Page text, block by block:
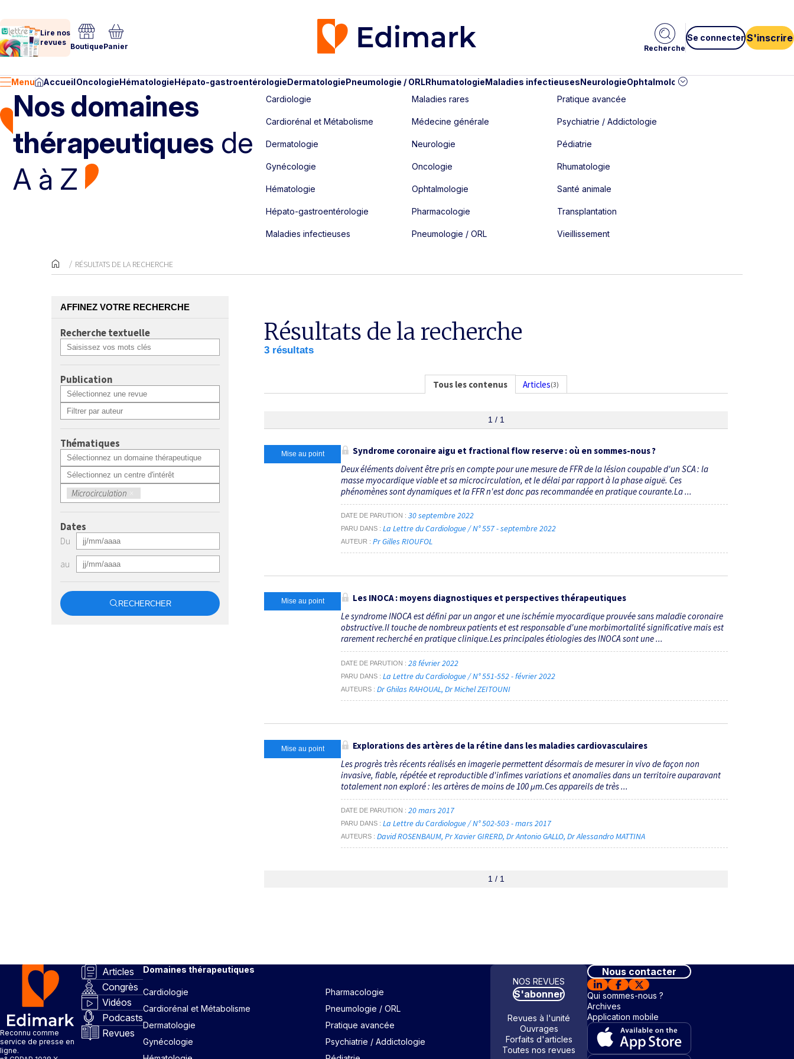
Lire nos
revues BoutiquePanier Recherche
Se connecter S'inscrire
Menu AccueilOncologieHématologieHépato-gastroentérologieDermatologiePneumologie / ORLRhumatologieMaladies infectieusesNeurologieOphtalmologie
Nos domaines
thérapeutiques de
A à Z
Cardiologie
Cardiorénal et Métabolisme
Dermatologie
Gynécologie
Hématologie
Hépato-gastroentérologie
Maladies infectieuses
Maladies rares
Médecine générale
Neurologie
Oncologie
Ophtalmologie
Pharmacologie
Pneumologie / ORL
Pratique avancée
Psychiatrie / Addictologie
Pédiatrie
Rhumatologie
Santé animale
Transplantation
Vieillissement
RÉSULTATS DE LA RECHERCHE
AFFINEZ VOTRE RECHERCHE
Recherche textuelle
Publication
Thématiques
Microcirculation ×
Dates
Du
au
RECHERCHER
Résultats de la recherche
3 résultats
Tous les contenus Articles(3)
1 / 1
Mise au point Syndrome coronaire aigu et fractional flow reserve: où en sommes-nous ?
Deux éléments doivent être pris en compte pour une mesure de FFR de la lésion coupable d'un SCA : la
masse myocardique viable et sa microcirculation, et le délai par rapport à la phase aiguë. Ces
phénomènes sont dynamiques et la FFR n'est donc pas recommandée en pratique courante.La ...
DATE DE PARUTION 30 septembre 2022
PARU DANS La Lettre du Cardiologue / N° 557 - septembre 2022
AUTEUR Pr Gilles RIOUFOL
Mise au point
Les INOCA : moyens diagnostiques et perspectives thérapeutiques
Le syndrome INOCA est défini par un angor et une ischémie myocardique prouvée sans maladie coronaire
obstructive.Il touche de nombreux patients et est responsable d'une morbimortalité significative mais est
rarement recherché en pratique clinique.Les principales étiologies des INOCA sont une ...
DATE DE PARUTION 28 février 2022
PARU DANS La Lettre du Cardiologue / N° 551-552 - février 2022
AUTEURS Dr Ghilas RAHOUAL Dr Michel ZEITOUNI
Mise au point
Explorations des artères de la rétine dans les maladies cardiovasculaires
Les progrès très récents réalisés en imagerie permettent désormais de mesurer in vivo de façon non
invasive, fiable, répétée et reproductible d'infimes variations et anomalies dans un territoire auparavant
totalement non exploré : les artères de moins de 100 μm.Ces appareils de très ...
DATE DE PARUTION 20 mars 2017
PARU DANS La Lettre du Cardiologue / N° 502-503 - mars 2017
AUTEURS David ROSENBAUM Pr Xavier GIRERD Dr Antonio GALLO Dr Alessandro MATTINA
1 / 1
Reconnu comme
service de presse en
ligne.
Articles
Congrès
Vidéos
Podcasts
Revues
Domaines thérapeutiques
Cardiologie
Cardiorénal et Métabolisme
Dermatologie
Gynécologie
Pharmacologie
Pneumologie / ORL
Pratique avancée
Psychiatrie / Addictologie
NOS REVUES
S'abonner
Revues à l'unité
Ouvrages
Forfaits d'articles
Toutes nos revues
Nous contacter
Qui sommes-nous ?
Archives
Application mobile